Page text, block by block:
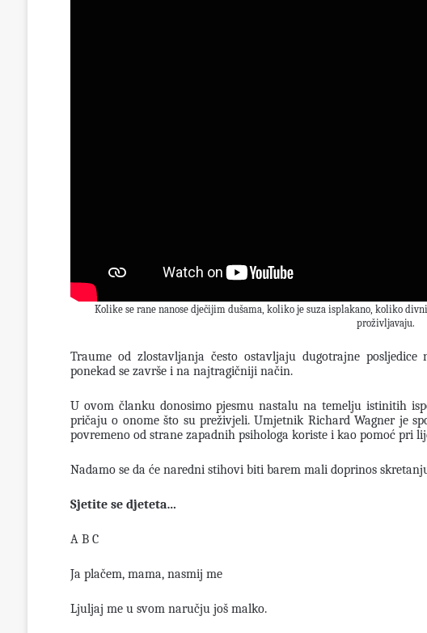
Kolike se rane nanose dječijim dušama, koliko je suza isplakano, koliko
proživljavaju.
Traume od zlostavljanja često ostavljaju dugotrajne
ponekad se završe i na najtragičniji način.
U ovom članku donosimo pjesmu nastalu na temelju istinitih
pričaju o onome što su preživjeli. Umjetnik Richard Wagner je
povremeno od strane zapadnih psihologa koriste i kao pomoć pri
Nadamo se da će naredni stihovi biti barem mali doprinos
Sjetite se djeteta…
A B C
Ja plačem, mama, nasmij me
Ljuljaj me u svom naručju još malko.